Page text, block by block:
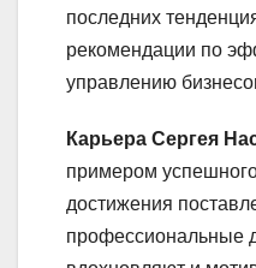
последних
рекомендации по
управлению
Карьера Сергея
примером
достижения
профессиональные